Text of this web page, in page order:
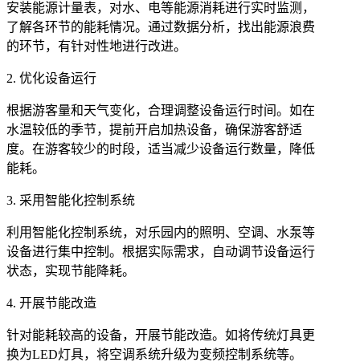
安装能源计量表，对水、电等能源消耗进行实时监测，
了解各环节的能耗情况。通过数据分析，找出能源浪费
的环节，有针对性地进行改进。
2. 优化设备运行
根据游客量和天气变化，合理调整设备运行时间。如在
水温较低的季节，提前开启加热设备，确保游客舒适
度。在游客较少的时段，适当减少设备运行数量，降低
能耗。
3. 采用智能化控制系统
利用智能化控制系统，对乐园内的照明、空调、水泵等
设备进行集中控制。根据实际需求，自动调节设备运行
状态，实现节能降耗。
4. 开展节能改造
针对能耗较高的设备，开展节能改造。如将传统灯具更
换为LED灯具，将空调系统升级为变频控制系统等。